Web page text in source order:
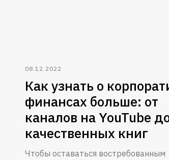
08.12.2022
Как узнать о
финансах больше: от
каналов на YouTube
качественных книг
Чтобы оставаться востребованным